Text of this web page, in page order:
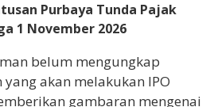
Purbaya Tunda Pajak
1 November 2026
belum mengungkap
akan melakukan IPO
gambaran mengenai